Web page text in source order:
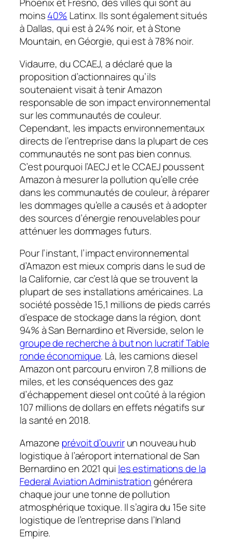
moins40% Latinx. Ils sont également situés
à Dallas, qui est à 24% noir, et à Stone
Mountain, en Géorgie, qui est à 78% noir.
Vidaurre, du CCAEJ, a déclaré que la
proposition d’actionnaires qu’ils
soutenaient visait à tenir Amazon
responsable de son impact environnemental
sur les communautés de couleur.
Cependant, les impacts environnementaux
directs de l’entreprise dans la plupart de ces
communautés ne sont pas bien connus.
C’est pourquoi l’AECJ et le CCAEJ poussent
Amazon à mesurer la pollution qu’elle crée
dans les communautés de couleur, à réparer
les dommages qu’elle a causés et à adopter
des sources d’énergie renouvelables pour
atténuer les dommages futurs.
Pour l’instant, l’impact environnemental
d’Amazon est mieux compris dans le sud de
la Californie, car c’est là que se trouvent la
plupart de ses installations américaines. La
société possède 15,1 millions de pieds carrés
d’espace de stockage dans la région, dont
94% à San Bernardino et Riverside, selon le
groupe de recherche à but non lucratif Table
ronde économique. Là, les camions diesel
Amazon ont parcouru environ 7,8 millions de
miles, et les conséquences des gaz
d’échappement diesel ont coûté à la région
107 millions de dollars en effets négatifs sur
la santé en 2018.
Amazone prévoit d’ouvrirun nouveau hub
logistique à l’aéroport international de San
Bernardino en 2021 qui les estimations de la
Federal Aviation Administrationgénérera
chaque jour une tonne de pollution
atmosphérique toxique. Il s’agira du 15e site
logistique de l’entreprise dans l’Inland
Empire.